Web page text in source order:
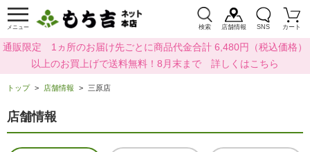
メニュー 検索 店舗情報 SNS カート
通販限定 1ヵ所のお届け先ごとに商品代金合計 6,480円（税込価格）
以上のお買上げで送料無料！8月末まで 詳しくはこちら
トップ 店舗情報 三原店
店舗情報